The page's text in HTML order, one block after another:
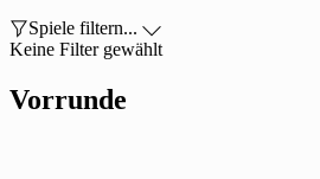
Spiele filtern... 
Keine Filter gewählt
Vorrunde